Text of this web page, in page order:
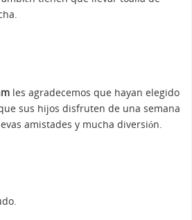
les agradecemos que hayan elegido
sus hijos disfruten de una semana
amistades y mucha diversión.